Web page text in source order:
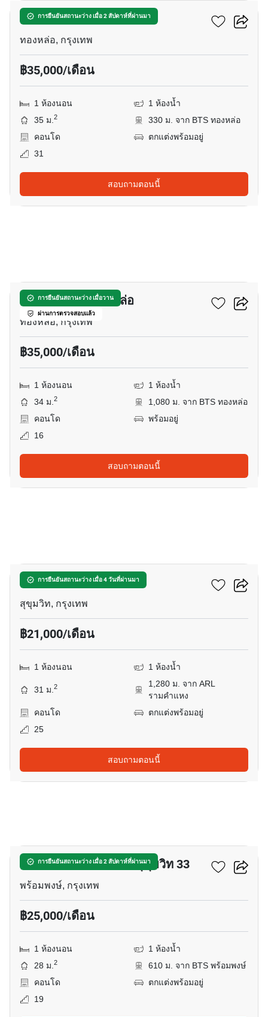
การยืนยันสถานะว่าง เมื่อ 2 สัปดาห์ที่ผ่านมา
คัลเจอร์ ทองหล่อ
ทองหล่อ, กรุงเทพ
฿35,000/เดือน
1 ห้องนอน
1 ห้องน้ำ
35 ม.2
330 ม. จาก BTS ทองหล่อ
คอนโด
ตกแต่งพร้อมอยู่
31
สอบถามตอนนี้
การยืนยันสถานะว่าง เมื่อวาน
ผ่านการตรวจสอบแล้ว
พาร์ค ออริจิ้น ทองหล่อ
ทองหล่อ, กรุงเทพ
฿35,000/เดือน
1 ห้องนอน
1 ห้องน้ำ
34 ม.2
1,080 ม. จาก BTS ทองหล่อ
คอนโด
พร้อมอยู่
16
สอบถามตอนนี้
การยืนยันสถานะว่าง เมื่อ 4 วันที่ผ่านมา
อัพ เอกมัย
สุขุมวิท, กรุงเทพ
฿21,000/เดือน
1 ห้องนอน 1 ห้องน้ำ
31 ม.2
1,280 ม. จาก ARL
รามคำแหง
คอนโด
ตกแต่งพร้อมอยู่
25
สอบถามตอนนี้
การยืนยันสถานะว่าง เมื่อ 2 สัปดาห์ที่ผ่านมา
คอนโด โนเบิล อราวน์ สุขุมวิท 33
พร้อมพงษ์, กรุงเทพ
฿25,000/เดือน
1 ห้องนอน
1 ห้องน้ำ
28 ม.2
610 ม. จาก BTS พร้อมพงษ์
คอนโด
ตกแต่งพร้อมอยู่
19